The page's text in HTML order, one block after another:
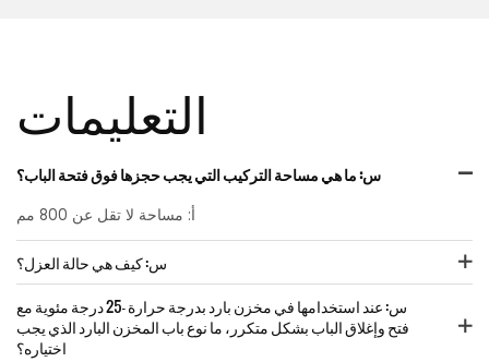
التعليمات
س: ما هي مساحة التركيب التي يجب حجزها فوق فتحة الباب؟
أ: مساحة لا تقل عن 800 مم
س: كيف هي حالة العزل؟
س: عند استخدامها في مخزن بارد بدرجة حرارة -25 درجة مئوية مع
فتح وإغلاق الباب بشكل متكرر، ما نوع باب المخزن البارد الذي يجب
اختياره؟